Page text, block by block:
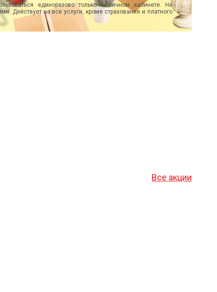
единоразово только в личном кабинете. Не
Действует на все услуги, кроме страхования и платного
Все акции